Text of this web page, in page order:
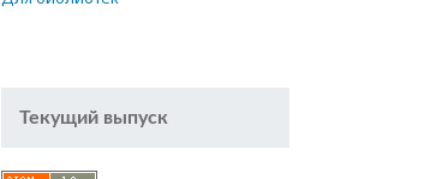
Текущий выпуск